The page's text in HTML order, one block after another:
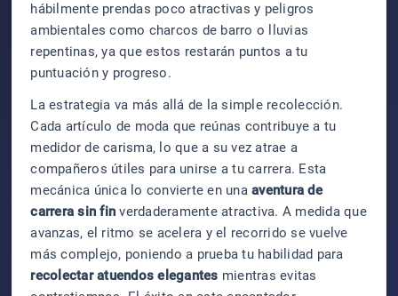
hábilmente prendas poco atractivas y peligros
ambientales como charcos de barro o lluvias
repentinas, ya que estos restarán puntos a tu
puntuación y progreso.
La estrategia va más allá de la simple recolección.
Cada artículo de moda que reúnas contribuye a tu
medidor de carisma, lo que a su vez atrae a
compañeros útiles para unirse a tu carrera. Esta
mecánica única lo convierte en unaaventura de
carrera sin fin verdaderamente atractiva. A medida que
avanzas, el ritmo se acelera y el recorrido se vuelve
más complejo, poniendo a prueba tu habilidad para
recolectar atuendos elegantes mientras evitas